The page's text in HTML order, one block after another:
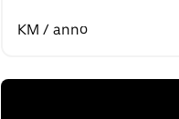
KM / anno